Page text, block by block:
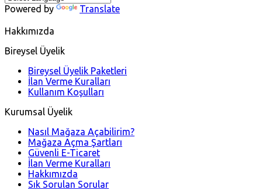
Powered by Translate
Hakkımızda
Bireysel Üyelik
Bireysel Üyelik Paketleri
İlan Verme Kuralları
Kullanım Koşulları
Kurumsal Üyelik
Nasıl Mağaza Açabilirim?
Mağaza Açma Şartları
Güvenli E-Ticaret
İlan Verme Kuralları
Hakkımızda
Sık Sorulan Sorular